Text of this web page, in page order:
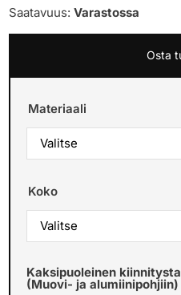
Saatavuus:Varastossa
Osta
Materiaali
Koko
Kaksipuoleinen
(Muovi- ja alumiinipohjiin)